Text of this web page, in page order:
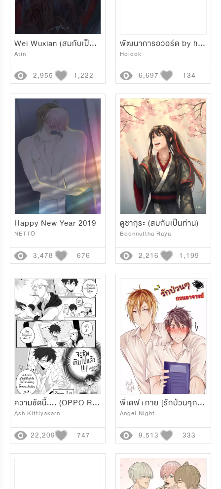
Wei Wuxian (สมกับเป็นท่าน)
Atin
2,955 1,222
พัฒนาการอวอร์ด by hoidok
Hoidok
6,697 134
Happy New Year 2019
NETTO
3,478 676
ดูซากุระ (สมกับเป็นท่าน)
Boonnuttha Raya
2,216 1,199
ความชัดนี้.... (OPPO R9s)
Ash Kittiyakarn
22,209 747
พี่เดฟ+กาย [รักป่วนๆกวนอาจารย์]
Angel Night
9,513 333